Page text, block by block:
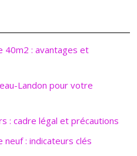
40m2 : avantages et
Landon pour votre
: cadre légal et précautions
neuf : indicateurs clés